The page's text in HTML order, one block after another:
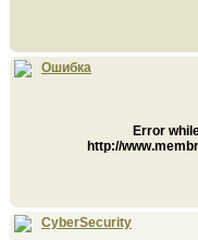
Ошибка
Error
http://
CyberSecurity